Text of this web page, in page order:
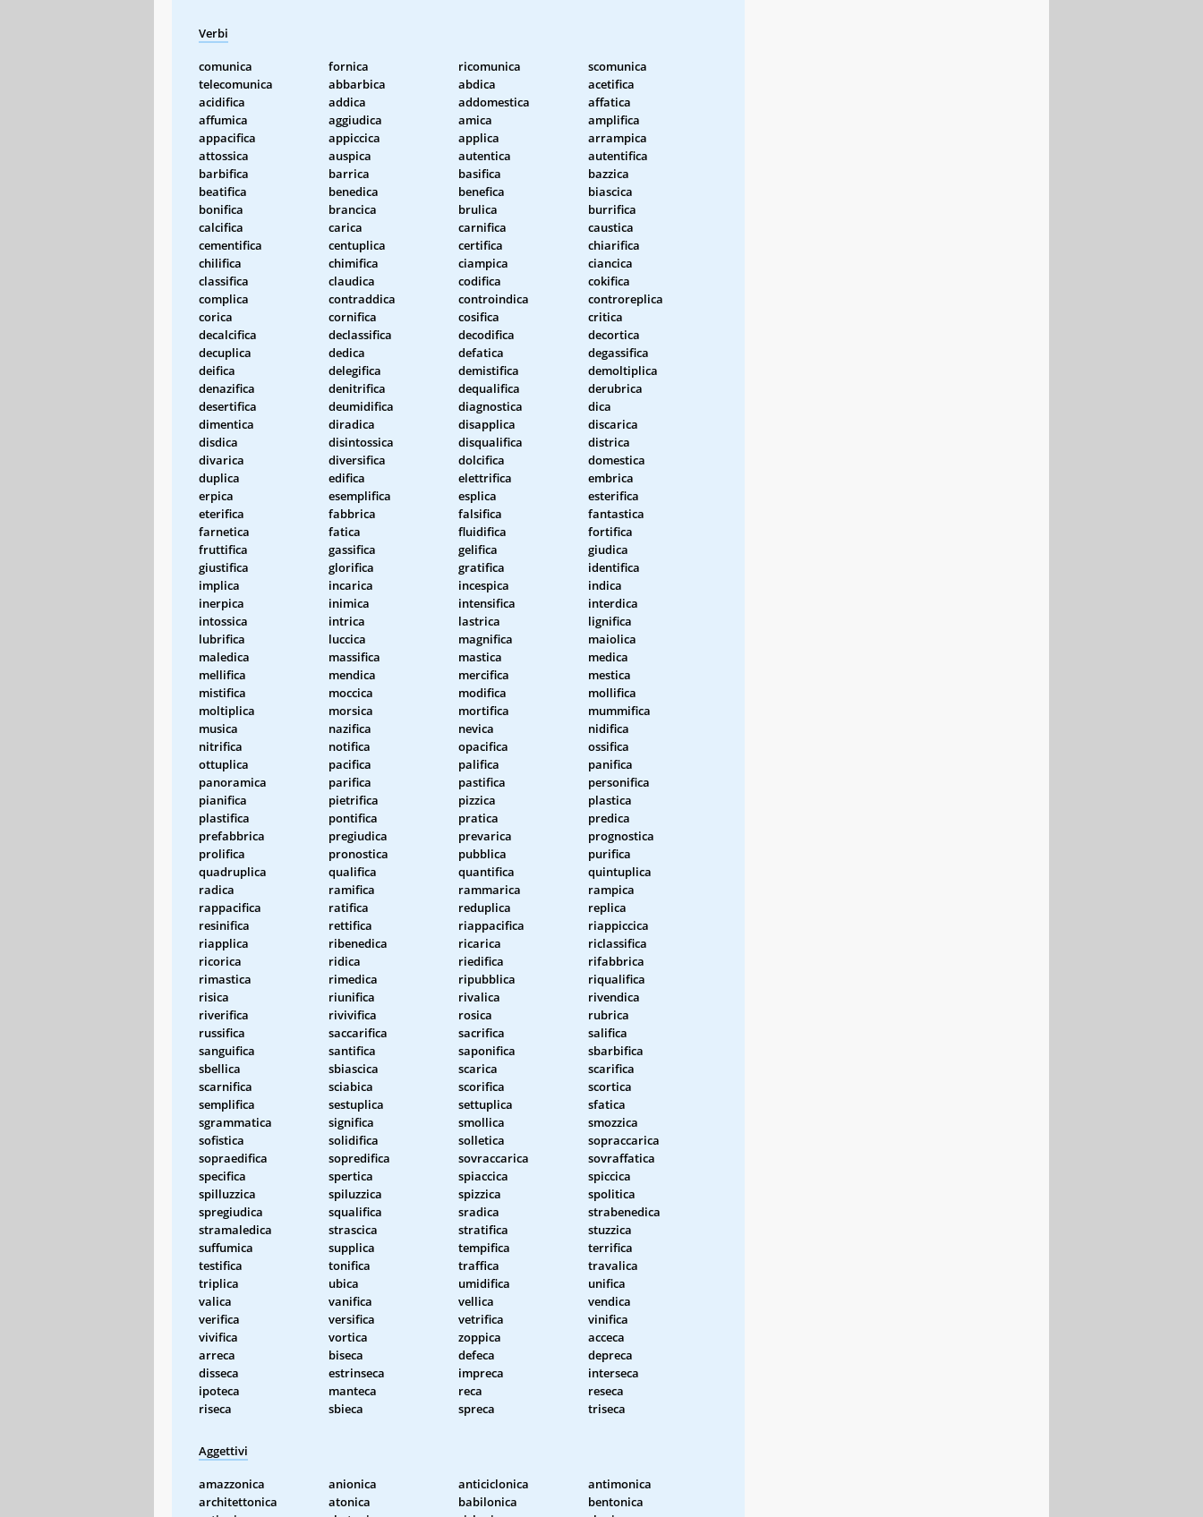
Verbi
comunica fornica ricomunica
scomunica
telecomunica
abbarbica abdica
acetifica
acidifica
addica addomestica
affatica
affumica
aggiudica amica
amplifica
appacifica
appiccica applica
arrampica
attossica
auspica autentica
autentifica
barbifica
barrica basifica
bazzica
beatifica
benedica benefica
biascica
bonifica
brancica brulica
burrifica
calcifica
carica carnifica
caustica
cementifica
centuplica certifica
chiarifica
chilifica
chimifica ciampica
ciancica
classifica
claudica codifica
cokifica
complica
contraddica controindica
controreplica
corica
cornifica cosifica
critica
decalcifica
declassifica decodifica
decortica
decuplica
dedica defatica
degassifica
deifica
delegifica demistifica
demoltiplica
denazifica
denitrifica dequalifica
derubrica
desertifica
deumidifica diagnostica
dica
dimentica
diradica disapplica
discarica
disdica
disintossica disqualifica
districa
divarica
diversifica dolcifica
domestica
duplica
edifica elettrifica
embrica
erpica
esemplifica esplica
esterifica
eterifica
fabbrica falsifica
fantastica
farnetica
fatica fluidifica
fortifica
fruttifica
gassifica gelifica
giudica
giustifica
glorifica gratifica
identifica
implica
incarica incespica
indica
inerpica
inimica intensifica
interdica
intossica
intrica lastrica
lignifica
lubrifica
luccica magnifica
maiolica
maledica
massifica mastica
medica
mellifica
mendica mercifica
mestica
mistifica
moccica modifica
mollifica
moltiplica
morsica mortifica
mummifica
musica
nazifica nevica
nidifica
nitrifica
notifica opacifica
ossifica
ottuplica
pacifica palifica
panifica
panoramica
parifica pastifica
personifica
pianifica
pietrifica pizzica
plastica
plastifica
pontifica pratica
predica
prefabbrica
pregiudica prevarica
prognostica
prolifica
pronostica pubblica
purifica
quadruplica
qualifica quantifica
quintuplica
radica
ramifica rammarica
rampica
rappacifica
ratifica reduplica
replica
resinifica
rettifica riappacifica
riappiccica
riapplica
ribenedica ricarica
riclassifica
ricorica
ridica riedifica
rifabbrica
rimastica
rimedica ripubblica
riqualifica
risica
riunifica rivalica
rivendica
riverifica
rivivifica rosica
rubrica
russifica
saccarifica sacrifica
salifica
sanguifica
santifica saponifica
sbarbifica
sbellica
sbiascica scarica
scarifica
scarnifica
sciabica scorifica
scortica
semplifica
sestuplica settuplica
sfatica
sgrammatica
significa smollica
smozzica
sofistica
solidifica solletica
sopraccarica
sopraedifica
sopredifica sovraccarica
sovraffatica
specifica
spertica spiaccica
spiccica
spilluzzica
spiluzzica spizzica
spolitica
spregiudica
squalifica sradica
strabenedica
stramaledica
strascica stratifica
stuzzica
suffumica
supplica tempifica
terrifica
testifica
tonifica traffica
travalica
triplica
ubica umidifica
unifica
valica
vanifica vellica
vendica
verifica
versifica vetrifica
vinifica
vivifica
vortica zoppica
acceca
arreca
biseca defeca
depreca
disseca
estrinseca impreca
interseca
ipoteca
manteca reca
reseca
riseca
sbieca spreca triseca
Aggettivi
amazzonica anionica anticiclonica
antimonica
architettonica
atonica babilonica
bentonica